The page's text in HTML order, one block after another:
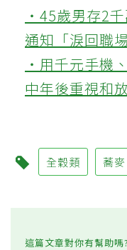
‧45歲男存2
通知「淚回職
‧用千元手機
中年後重視和
全穀類 蕎麥
這篇文章對你有幫助嗎?